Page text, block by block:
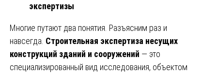
экспертизы
Многие путают два понятия. Разъясним раз и
навсегда. Строительная экспертиза несущих
конструкций зданий и сооружений — это
специализированный вид исследования, объектом